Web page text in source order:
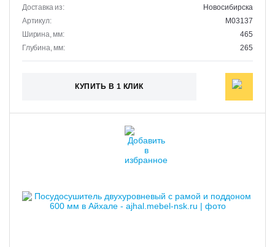
Доставка из:
Новосибирска
Артикул:
M03137
Ширина, мм:
465
Глубина, мм:
265
КУПИТЬ В 1 КЛИК